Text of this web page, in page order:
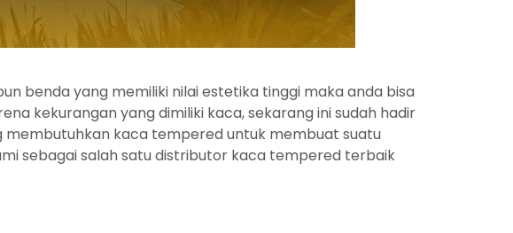
benda yang memiliki nilai estetika tinggi maka anda bisa
kekurangan yang dimiliki kaca, sekarang ini sudah hadir
membutuhkan kaca tempered untuk membuat suatu
sebagai salah satu distributor kaca tempered terbaik